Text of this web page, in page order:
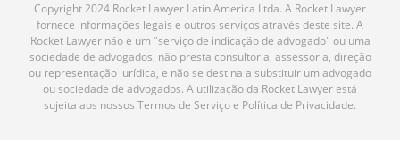
Copyright 2024 Rocket Lawyer Latin America Ltda. A Rocket Lawyer
fornece informações legais e outros serviços através deste site. A
Rocket Lawyer não é um "serviço de indicação de advogado" ou uma
sociedade de advogados, não presta consultoria, assessoria, direção
ou representação jurídica, e não se destina a substituir um advogado
ou sociedade de advogados. A utilização da Rocket Lawyer está
sujeita aos nossos Termos de Serviço e Política de Privacidade.